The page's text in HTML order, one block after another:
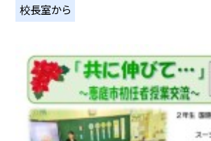
校長室から